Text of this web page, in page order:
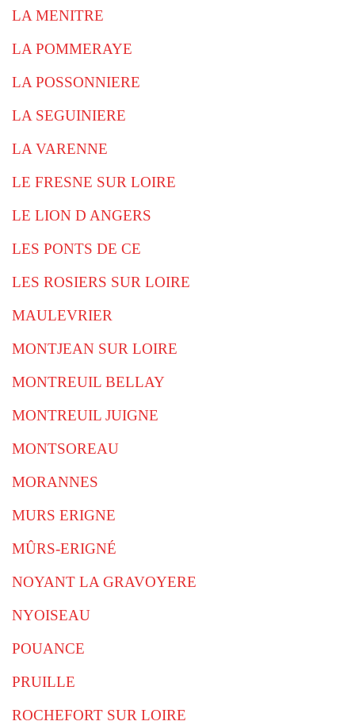
LA MENITRE
LA POMMERAYE
LA POSSONNIERE
LA SEGUINIERE
LA VARENNE
LE FRESNE SUR LOIRE
LE LION D ANGERS
LES PONTS DE CE
LES ROSIERS SUR LOIRE
MAULEVRIER
MONTJEAN SUR LOIRE
MONTREUIL BELLAY
MONTREUIL JUIGNE
MONTSOREAU
MORANNES
MURS ERIGNE
MÛRS-ERIGNÉ
NOYANT LA GRAVOYERE
NYOISEAU
POUANCE
PRUILLE
ROCHEFORT SUR LOIRE